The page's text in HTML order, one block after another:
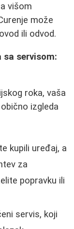
višom
može
ili odvod.
sa servisom:
roka, vaša
izgleda
kupili uređaj, a
za
popravku ili
servis, koji